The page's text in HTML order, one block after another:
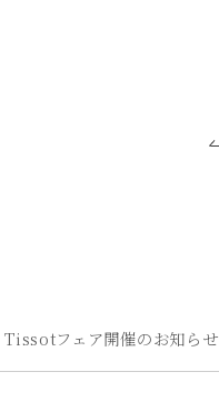
Tissotフェア開催のお知らせ